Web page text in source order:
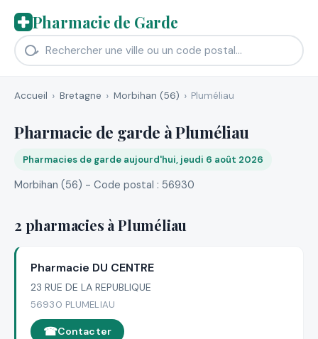
Pharmacie de Garde
Accueil Bretagne Morbihan (56) Pluméliau
Pharmacie de garde à Pluméliau
Pharmacies de garde aujourd'hui, jeudi 6 août 2026
Morbihan (56) - Code postal : 56930
2 pharmacies à Pluméliau
Pharmacie DU CENTRE
23 RUE DE LA REPUBLIQUE
56930 PLUMELIAU
Contacter